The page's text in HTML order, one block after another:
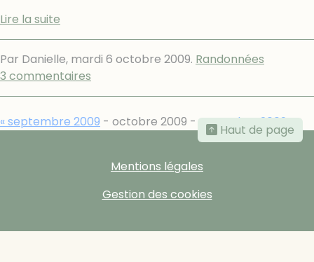
Lire la suite
Par Danielle, mardi 6 octobre 2009. Randonnées
3 commentaires
« septembre 2009 - octobre 2009 -novembre 2009 »
Haut de page
Mentions légales
Gestion des cookies